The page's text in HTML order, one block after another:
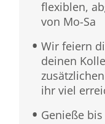
flexiblen,
von Mo-Sa
Wir feiern
deinen
ihr viel
Genieße